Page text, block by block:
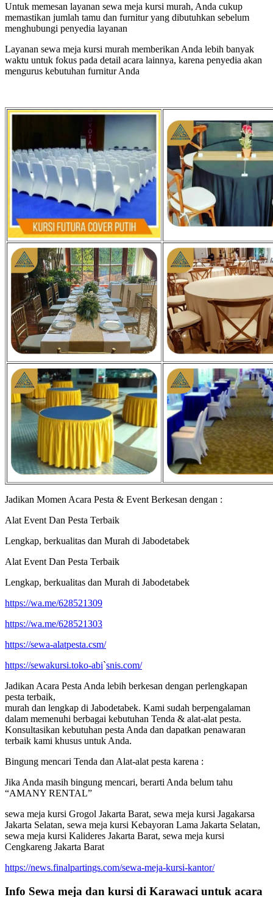
Untuk memesan layanan sewa meja kursi murah, Anda cukup
memastikan jumlah tamu dan furnitur yang dibutuhkan sebelum
menghubungi penyedia layanan
Layanan sewa meja kursi murah memberikan Anda lebih banyak
waktu untuk fokus pada detail acara lainnya, karena penyedia akan
mengurus kebutuhan furnitur Anda
Jadikan Momen Acara Pesta & Event Berkesan dengan :
Alat Event Dan Pesta Terbaik
Lengkap, berkualitas dan Murah di Jabodetabek
Alat Event Dan Pesta Terbaik
Lengkap, berkualitas dan Murah di Jabodetabek
https://wa.me/628521309
https://wa.me/628521303
https://sewa-alatpesta.csm/
https://sewakursi.toko-abi`snis.com/
Jadikan Acara Pesta Anda lebih berkesan dengan perlengkapan
pesta terbaik,
murah dan lengkap di Jabodetabek. Kami sudah berpengalaman
dalam memenuhi berbagai kebutuhan Tenda & alat-alat pesta.
Konsultasikan kebutuhan pesta Anda dan dapatkan penawaran
terbaik kami khusus untuk Anda.
Bingung mencari Tenda dan Alat-alat pesta karena :
Jika Anda masih bingung mencari, berarti Anda belum tahu
“AMANY RENTAL”
sewa meja kursi Grogol Jakarta Barat, sewa meja kursi Jagakarsa
Jakarta Selatan, sewa meja kursi Kebayoran Lama Jakarta Selatan,
sewa meja kursi Kalideres Jakarta Barat, sewa meja kursi
Cengkareng Jakarta Barat
https://news.finalpartings.com/sewa-meja-kursi-kantor/
Info Sewa meja dan kursi di Karawaci untuk acara